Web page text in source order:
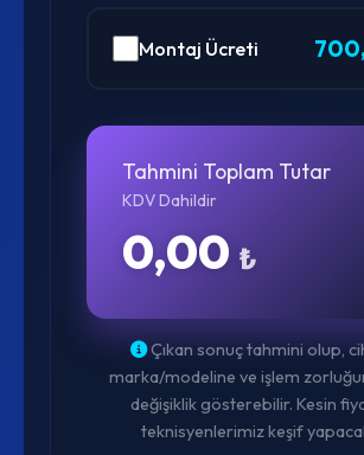
Montaj Ücreti
Tahmini Toplam Tutar
KDV Dahildir
0,00 ₺
Çıkan sonuç tahmini olup,
marka/modeline ve işlem
değişiklik gösterebilir. Kesin
teknisyenlerimiz keşif